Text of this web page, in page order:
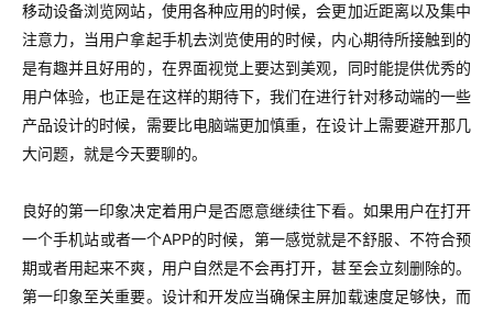
移动设备浏览网站，使用各种应用的时候，会更加近距离以及集中
注意力，当用户拿起手机去浏览使用的时候，内心期待所接触到的
是有趣并且好用的，在界面视觉上要达到美观，同时能提供优秀的
用户体验，也正是在这样的期待下，我们在进行针对移动端的一些
产品设计的时候，需要比电脑端更加慎重，在设计上需要避开那几
大问题，就是今天要聊的。
良好的第一印象决定着用户是否愿意继续往下看。如果用户在打开
一个手机站或者一个APP的时候，第一感觉就是不舒服、不符合预
期或者用起来不爽，用户自然是不会再打开，甚至会立刻删除的。
第一印象至关重要。设计和开发应当确保主屏加载速度足够快，而